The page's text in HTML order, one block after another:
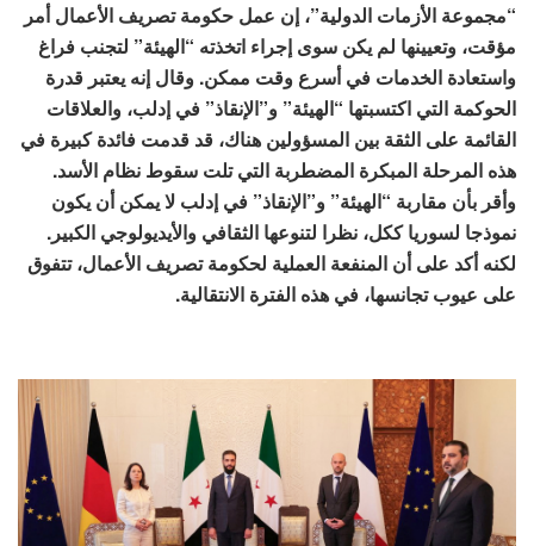
“مجموعة الأزمات الدولية”، إن عمل حكومة تصريف الأعمال أمر
مؤقت، وتعيينها لم يكن سوى إجراء اتخذته “الهيئة” لتجنب فراغ
واستعادة الخدمات في أسرع وقت ممكن. وقال إنه يعتبر قدرة
الحوكمة التي اكتسبتها “الهيئة” و”الإنقاذ” في إدلب، والعلاقات
القائمة على الثقة بين المسؤولين هناك، قد قدمت فائدة كبيرة في
هذه المرحلة المبكرة المضطربة التي تلت سقوط نظام الأسد.
وأقر بأن مقاربة “الهيئة” و”الإنقاذ” في إدلب لا يمكن أن يكون
نموذجا لسوريا ككل، نظرا لتنوعها الثقافي والأيديولوجي الكبير.
لكنه أكد على أن المنفعة العملية لحكومة تصريف الأعمال، تتفوق
على عيوب تجانسها، في هذه الفترة الانتقالية.